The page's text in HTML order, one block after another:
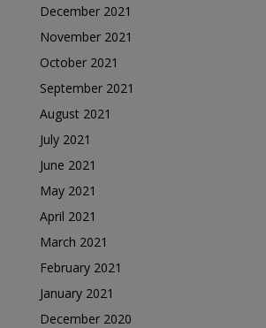
December 2021
November 2021
October 2021
September 2021
August 2021
July 2021
June 2021
May 2021
April 2021
March 2021
February 2021
January 2021
December 2020